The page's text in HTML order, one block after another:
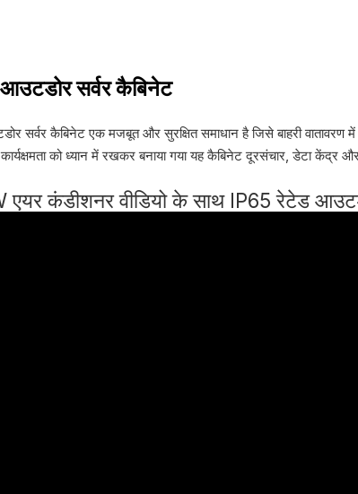
सर्वर कैबिनेट
सर्वर कैबिनेट एक मजबूत और सुरक्षित समाधान है जिसे बाहरी
को ध्यान में रखकर बनाया गया यह कैबिनेट दूरसंचार, डेटा केंद्र
कंडीशनर वीडियो के साथ IP65 रेटेड